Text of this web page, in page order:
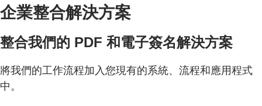
企業整合解決方案
整合我們的 PDF 和電子簽名解決方案
將我們的工作流程加入您現有的系統、流程和應用程式
中。